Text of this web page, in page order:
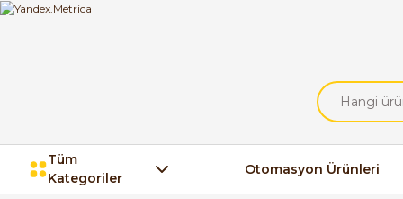
Tüm
Kategoriler
Otomasyon Ürünleri